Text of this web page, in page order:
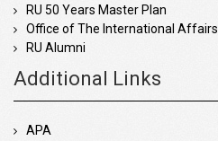
RU 50 Years Master Plan
Office of The International Affairs
RU Alumni
Additional Links
APA